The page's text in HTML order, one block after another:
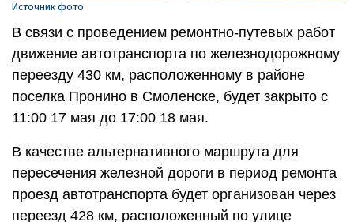
Источник фото
В связи с проведением ремонтно-путевых работ
движение автотранспорта по железнодорожному
переезду 430 км, расположенному в районе
поселка Пронино в Смоленске, будет закрыто с
11:00 17 мая до 17:00 18 мая.
В качестве альтернативного маршрута для
пересечения железной дороги в период ремонта
проезд автотранспорта будет организован через
переезд 428 км, расположенный по улице